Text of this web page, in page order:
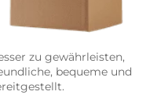
zu gewährleisten,
bequeme und